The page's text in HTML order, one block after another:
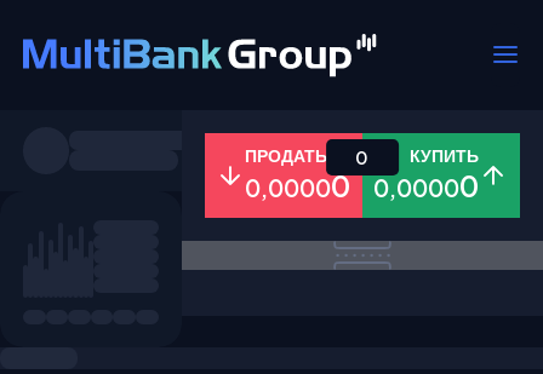
Все Форекс Металлы
ПРОДАТЬ
0,00000
КУПИТЬ
0,00000
0